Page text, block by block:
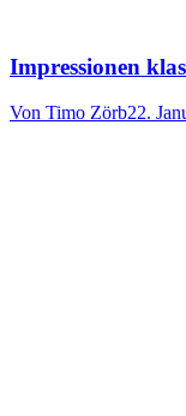
Impressionen
Von Timo Zörb22.